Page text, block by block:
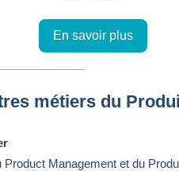
En savoir plus
métiers du
Product Management et du